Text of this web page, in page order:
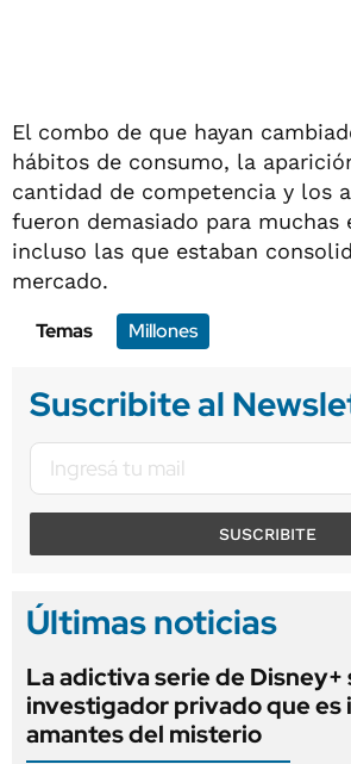
El combo de que hayan
hábitos de consumo, la
cantidad de competencia y los
fueron demasiado para muchas
incluso las que estaban
mercado.
Temas
Millones
Suscribite al
SUSCRIBITE
Últimas noticias
La adictiva serie de Disney+
investigador privado que es
amantes del misterio